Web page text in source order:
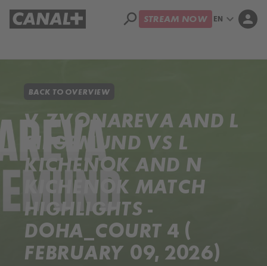
search STREAM NOW EN expand_more person
BACK TO OVERVIEW
V ZVONAREVA AND L
SIEGEMUND VS L
KICHENOK AND N
KICHENOK MATCH
HIGHLIGHTS -
DOHA_COURT 4 (
FEBRUARY 09, 2026)